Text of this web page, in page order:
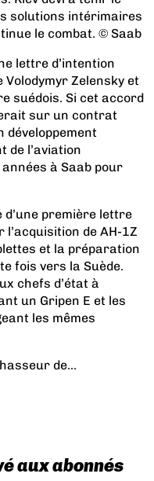
solutions intérimaires
le combat. © Saab
lettre d’intention
Zelensky et
suédois. Si cet accord
sur un contrat
développement
de l’aviation
à Saab pour
d’une première lettre
l’acquisition de AH-1Z
et la préparation
fois vers la Suède.
chefs d’état à
un Gripen E et les
les mêmes
de...
aux abonnés